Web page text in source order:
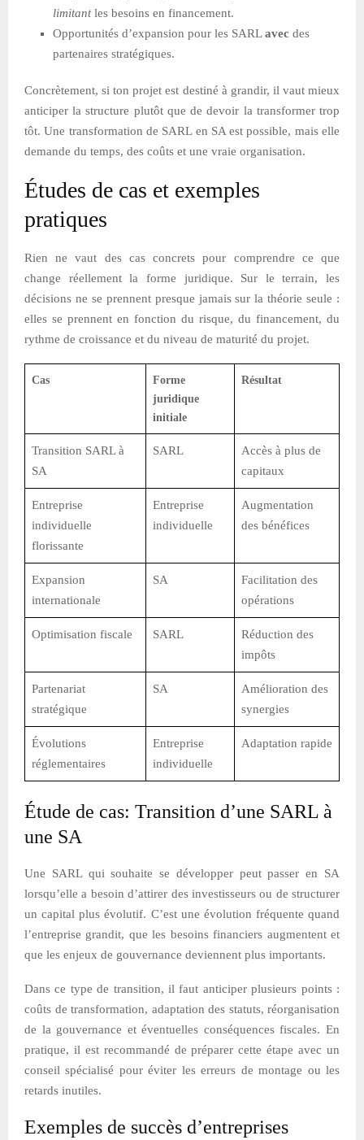
limitantles besoins en financement.
Opportunités d’expansion pour les SARLavec des
partenaires stratégiques.
Concrètement, si ton projet est destiné à grandir, il vaut mieux
anticiper la structure plutôt que de devoir la transformer trop
tôt. Une transformation de SARL en SA est possible, mais elle
demande du temps, des coûts et une vraie organisation.
Études de cas et exemples
pratiques
Rien ne vaut des cas concrets pour comprendre ce que
change réellement la forme juridique. Sur le terrain, les
décisions ne se prennent presque jamais sur la théorie seule :
elles se prennent en fonction du risque, du financement, du
rythme de croissance et du niveau de maturité du projet.
Cas
Forme
juridique
initiale
Résultat
Transition SARL à
SA
SARL
Accès à plus de
capitaux
Entreprise
individuelle
florissante
Entreprise
individuelle
Augmentation
des bénéfices
Expansion
internationale
SA
Facilitation des
opérations
Optimisation fiscale SARL
Réduction des
impôts
Partenariat
stratégique
SA
Amélioration des
synergies
Évolutions
réglementaires
Entreprise
individuelle
Adaptation rapide
Étude de cas: Transition d’une SARL à
une SA
Une SARL qui souhaite se développer peut passer en SA
lorsqu’elle a besoin d’attirer des investisseurs ou de structurer
un capital plus évolutif. C’est une évolution fréquente quand
l’entreprise grandit, que les besoins financiers augmentent et
que les enjeux de gouvernance deviennent plus importants.
Dans ce type de transition, il faut anticiper plusieurs points :
coûts de transformation, adaptation des statuts, réorganisation
de la gouvernance et éventuelles conséquences fiscales. En
pratique, il est recommandé de préparer cette étape avec un
conseil spécialisé pour éviter les erreurs de montage ou les
retards inutiles.
Exemples de succès d’entreprises